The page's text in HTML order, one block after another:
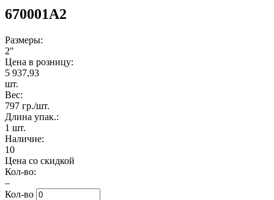
670001A2
Размеры:
2"
Цена в розницу:
5 937,93
шт.
Вес:
797 гр./шт.
Длина упак.:
1 шт.
Наличие:
10
Цена со скидкой
Кол-во:
–
Кол-во